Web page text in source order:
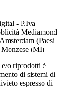
- P.Iva
Mediamond
(Paesi
(MI)
e/o riprodotti è
di sistemi di
espresso di